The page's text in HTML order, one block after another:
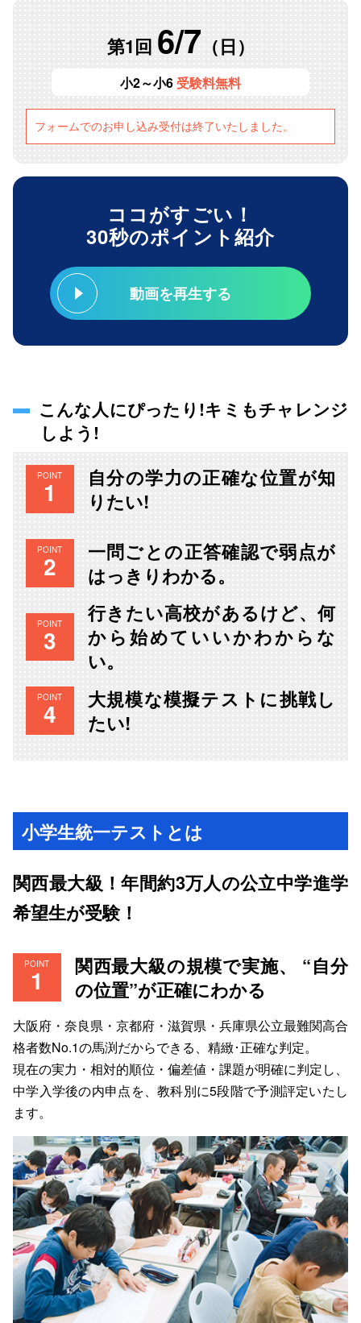
第1回 6/7 （日）
小2～小6 受験料無料
フォームでのお申し込み受付は終了いたしました。
ココがすごい！
30秒のポイント紹介
動画を再生する
こんな人にぴったり!キミもチャレンジ
しよう!
POINT
自分の学力の正確な位置が知
りたい!
POINT
一問ごとの正答確認で弱点が
はっきりわかる。
POINT
行きたい高校があるけど、何
から始めていいかわからな
い。
POINT
大規模な模擬テストに挑戦し
たい!
小学生統一テストとは
関西最大級！年間約3万人の公立中学進学
希望生が受験！
POINT
関西最大級の規模で実施、 “自分
の位置”が正確にわかる
大阪府・奈良県・京都府・滋賀県・兵庫県公立最難関高合
格者数No.1の馬渕だからできる、精緻･正確な判定。
現在の実力・相対的順位・偏差値・課題が明確に判定し、
中学入学後の内申点を、教科別に5段階で予測評定いたし
ます。